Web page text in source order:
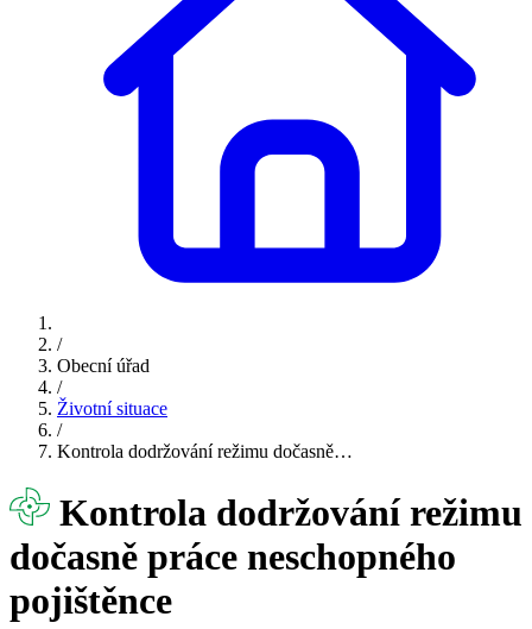
/
Obecní úřad
/
Životní situace
/
Kontrola dodržování režimu dočasně…
Kontrola dodržování režimu
dočasně práce neschopného
pojištěnce